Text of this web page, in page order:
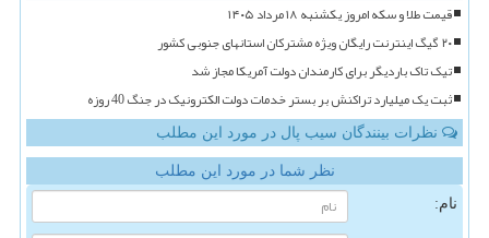
قیمت طلا و سکه امروز یکشنبه ۱۸ مرداد ۱۴۰۵
۲۰ گیگ اینترنت رایگان ویژه مشترکان استانهای جنوبی کشور
تیک تاک باردیگر برای کارمندان دولت آمریکا مجاز شد
ثبت یک میلیارد تراکنش بر بستر خدمات دولت الکترونیک در جنگ 40 روزه
نظرات بینندگان سیب پال در مورد این مطلب
نظر شما در مورد این مطلب
نام: